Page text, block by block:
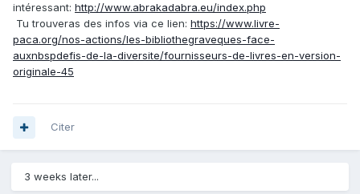
intéressant: http://www.abrakadabra.eu/index.php
Tu trouveras des infos via ce lien: https://www.livre-
paca.org/nos-actions/les-bibliothegraveques-face-
auxnbspdefis-de-la-diversite/fournisseurs-de-livres-en-version-
originale-45
Citer
3 weeks later...